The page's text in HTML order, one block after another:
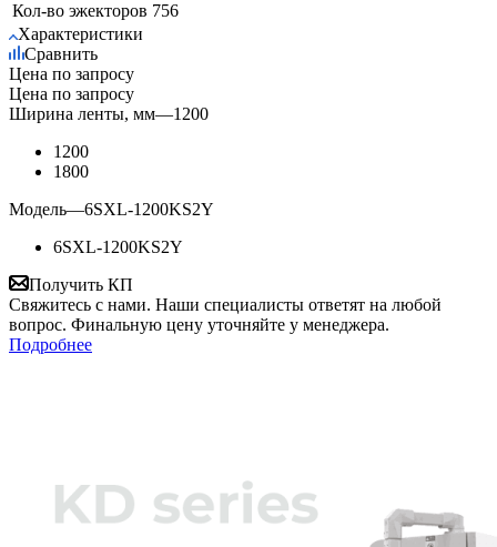
Кол-во эжекторов 756
Характеристики
Сравнить
Цена по запросу
Цена по запросу
Ширина ленты, мм—1200
1200
1800
Модель—6SXL-1200KS2Y
6SXL-1200KS2Y
Получить КП
Свяжитесь с нами. Наши специалисты ответят на любой
вопрос. Финальную цену уточняйте у менеджера.
Подробнее